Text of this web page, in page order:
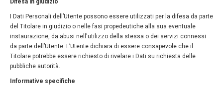
Difesa in giudizio
I Dati Personali dell’Utente possono essere utilizzati per la difesa da parte
del Titolare in giudizio o nelle fasi propedeutiche alla sua eventuale
instaurazione, da abusi nell'utilizzo della stessa o dei servizi connessi
da parte dell’Utente. L’Utente dichiara di essere consapevole che il
Titolare potrebbe essere richiesto di rivelare i Dati su richiesta delle
pubbliche autorità.
Informative specifiche